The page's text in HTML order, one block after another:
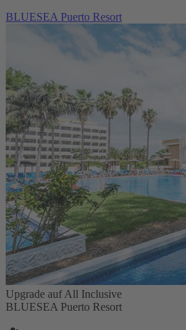
BLUESEA Puerto Resort
Upgrade auf All Inclusive
BLUESEA Puerto Resort